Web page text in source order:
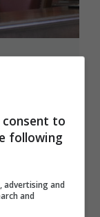
to
following
advertising and
and